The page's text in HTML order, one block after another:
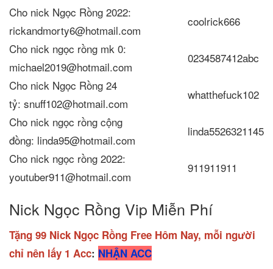
Cho nick Ngọc Rồng 2022:
rickandmorty6@hotmail.com
coolrick666
Cho nick ngọc rồng mk 0:
michael2019@hotmail.com
0234587412abc
Cho nick Ngọc Rồng 24
tỷ: snuff102@hotmail.com
whatthefuck102
Cho nick ngọc rồng cộng
đồng: linda95@hotmail.com
linda5526321145
Cho nick ngọc rồng 2022:
youtuber911@hotmail.com
911911911
Nick Ngọc Rồng Vip Miễn Phí
Tặng 99 Nick Ngọc Rồng Free Hôm Nay, mỗi người
chỉ nên lấy 1 Acc: NHẬN ACC